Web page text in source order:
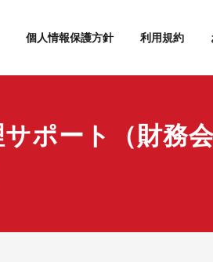
個人情報保護方針 利用規約
ポート（財務